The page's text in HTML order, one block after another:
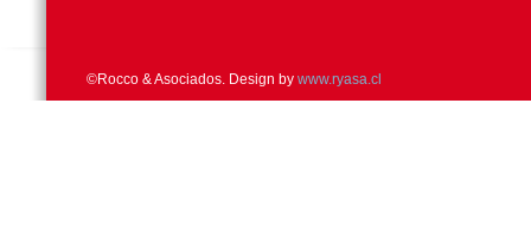
©Rocco & Asociados. Design by www.ryasa.cl